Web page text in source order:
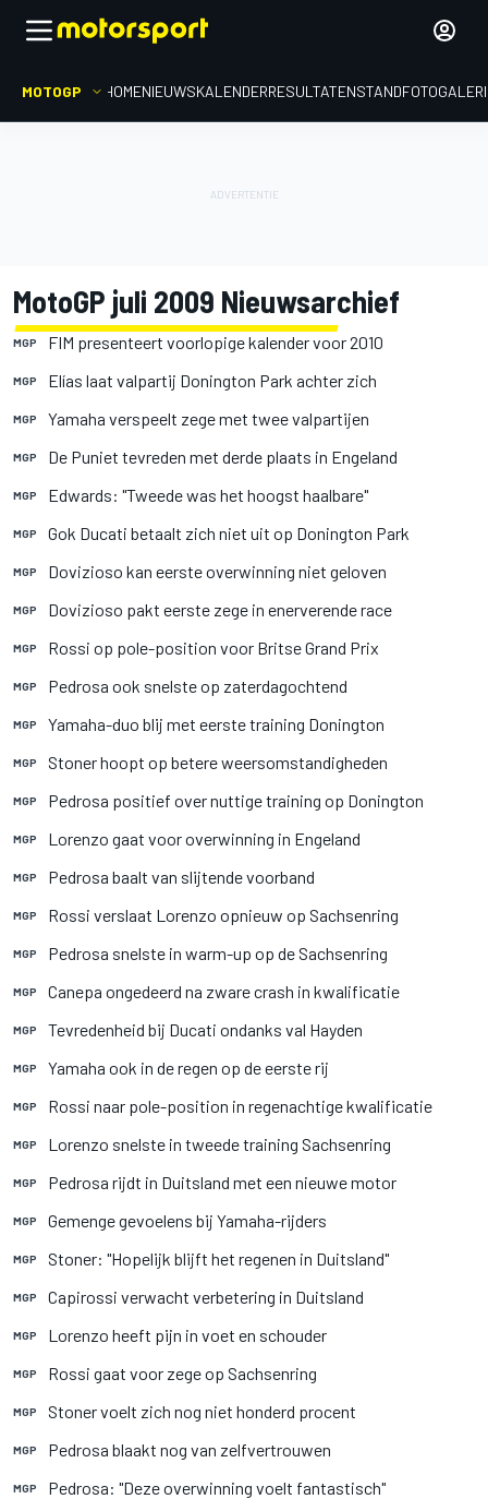
MOTOGP HOMENIEUWSKALENDERRESULTATENSTAND
MotoGP juli 2009 Nieuwsarchief
MGP FIM presenteert voorlopige kalender voor 2010
MGP Elías laat valpartij Donington Park achter zich
MGP Yamaha verspeelt zege met twee valpartijen
MGP De Puniet tevreden met derde plaats in Engeland
MGP Edwards: "Tweede was het hoogst haalbare"
MGP Gok Ducati betaalt zich niet uit op Donington Park
MGP Dovizioso kan eerste overwinning niet geloven
MGP Dovizioso pakt eerste zege in enerverende race
MGP Rossi op pole-position voor Britse Grand Prix
MGP Pedrosa ook snelste op zaterdagochtend
MGP Yamaha-duo blij met eerste training Donington
MGP Stoner hoopt op betere weersomstandigheden
MGP Pedrosa positief over nuttige training op Donington
MGP Lorenzo gaat voor overwinning in Engeland
MGP Pedrosa baalt van slijtende voorband
MGP Rossi verslaat Lorenzo opnieuw op Sachsenring
MGP Pedrosa snelste in warm-up op de Sachsenring
MGP Canepa ongedeerd na zware crash in kwalificatie
MGP Tevredenheid bij Ducati ondanks val Hayden
MGP Yamaha ook in de regen op de eerste rij
MGP Rossi naar pole-position in regenachtige kwalificatie
MGP Lorenzo snelste in tweede training Sachsenring
MGP Pedrosa rijdt in Duitsland met een nieuwe motor
MGP Gemenge gevoelens bij Yamaha-rijders
MGP Stoner: "Hopelijk blijft het regenen in Duitsland"
MGP Capirossi verwacht verbetering in Duitsland
MGP Lorenzo heeft pijn in voet en schouder
MGP Rossi gaat voor zege op Sachsenring
MGP Stoner voelt zich nog niet honderd procent
MGP Pedrosa blaakt nog van zelfvertrouwen
MGP Pedrosa: "Deze overwinning voelt fantastisch"